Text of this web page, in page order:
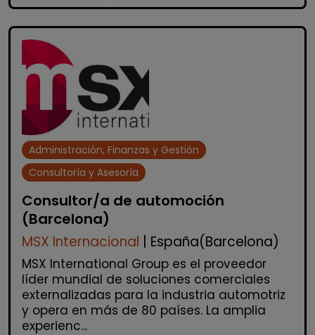
Administración, Finanzas y Gestión
Consultoría y Asesoría
Consultor/a de automoción
(Barcelona)
MSX Internacional | España(Barcelona)
MSX International Group es el proveedor
líder mundial de soluciones comerciales
externalizadas para la industria automotriz
y opera en más de 80 países. La amplia
experienc...